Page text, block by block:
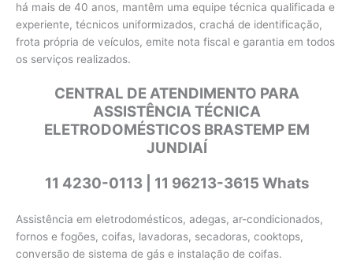
há mais de 40 anos, mantêm uma equipe técnica qualificada e
experiente, técnicos uniformizados, crachá de identificação,
frota própria de veículos, emite nota fiscal e garantia em todos
os serviços realizados.
CENTRAL DE ATENDIMENTO PARA
ASSISTÊNCIA TÉCNICA
ELETRODOMÉSTICOS BRASTEMP EM
JUNDIAÍ
11 4230-0113 | 11 96213-3615 Whats
Assistência em eletrodomésticos, adegas, ar-condicionados,
fornos e fogões, coifas, lavadoras, secadoras, cooktops,
conversão de sistema de gás e instalação de coifas.